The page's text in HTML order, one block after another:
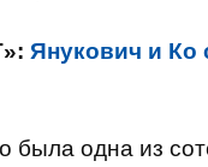
Янукович и Ко
была одна из